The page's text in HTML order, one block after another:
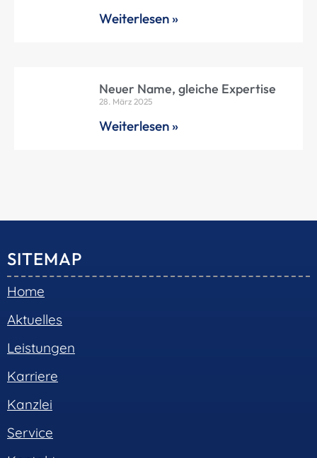
Weiterlesen »
Neuer Name, gleiche Expertise
28. März 2025
Weiterlesen »
SITEMAP
Home
Aktuelles
Leistungen
Karriere
Kanzlei
Service